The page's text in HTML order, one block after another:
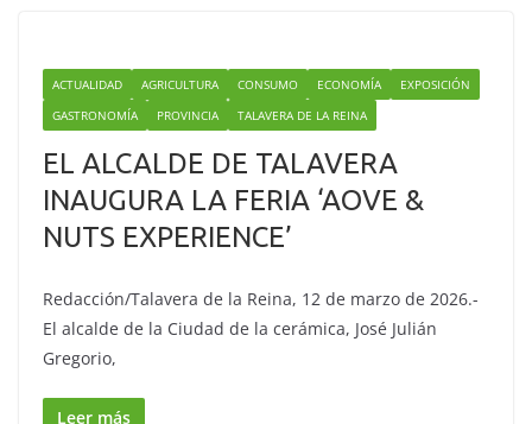
ACTUALIDAD AGRICULTURA CONSUMO ECONOMÍA
EXPOSICIÓN
GASTRONOMÍA
PROVINCIA TALAVERA DE LA REINA
EL ALCALDE DE TALAVERA
INAUGURA LA FERIA ‘AOVE &
NUTS EXPERIENCE’
Redacción/Talavera de la Reina, 12 de marzo de 2026.-
El alcalde de la Ciudad de la cerámica, José Julián
Gregorio,
Leer más